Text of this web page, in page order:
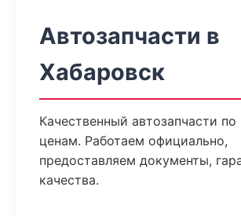
Автозапчасти в
Хабаровск
Качественный автозапчасти
ценам. Работаем официально,
предоставляем документы,
качества.